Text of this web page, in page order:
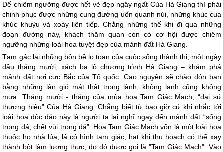
Để chiêm ngưỡng được hết vẻ đẹp ngây ngất Của Hà Giang thì phải
chinh phục được những cung đường uốn quanh núi, những khúc cua
khúc khuỷu và xoáy liên tiếp. Chẳng những thế khi đi qua những
đoạn đường này, khách thăm quan còn có cơ hội được chiêm
ngưỡng những loài hoa tuyệt đẹp của mảnh đất Hà Giang.
Tạm gác lại những bộn bề lo toan của cuộc sống thành thị, một ngày
đầu tháng mười, xách ba lô chương trình Hà Giang – khám phá
mảnh đất nơi cực Bắc của Tổ quốc. Cao nguyên sẽ chào đón bạn
bằng những làn gió mát thật trong lành, không lạnh cũng không
mưa. Tháng mười - tháng của mùa hoa Tam Giác Mạch, “đại sứ
thương hiệu” Của Hà Giang. Chẳng biết từ bao giờ cứ khi nhắc tới
loài hoa độc đáo này là người ta lại nghĩ ngay đến mảnh đất “sống
trong đá, chết vùi trong đá”. Hoa Tam Giác Mạch vốn là một loài hoa
thuộc họ nhà lúa, lá có hình tam giác, hạt khi thu hoạch có thể xay
thành bột làm lương thực, do đó được gọi là "Tam Giác Mạch". Vào